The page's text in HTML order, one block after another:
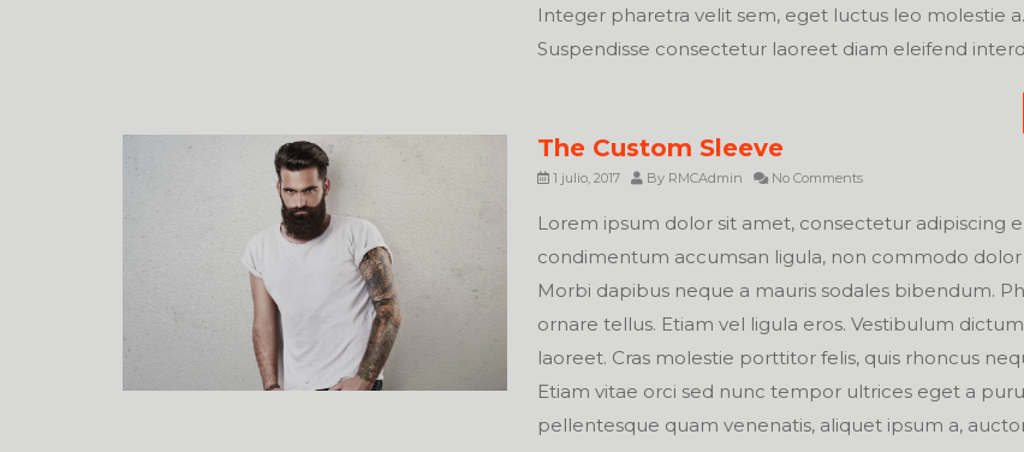
Integer pharetra velit sem, eget luctus leo molestie a.
Suspendisse consectetur laoreet diam eleifend
The Custom Sleeve
1 julio, 2017 By RMCAdmin No Comments
Lorem ipsum dolor sit amet, consectetur adipiscing
condimentum accumsan ligula, non commodo dolor
Morbi dapibus neque a mauris sodales bibendum.
ornare tellus. Etiam vel ligula eros. Vestibulum
laoreet. Cras molestie porttitor felis, quis rhoncus
Etiam vitae orci sed nunc tempor ultrices eget a
pellentesque quam venenatis, aliquet ipsum a,